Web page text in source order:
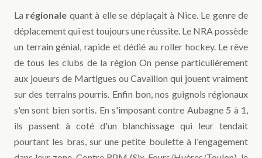
La régionale quant à elle se déplaçait à Nice. Le genre de
déplacement qui est toujours une réussite. Le NRA possède
un terrain génial, rapide et dédié au roller hockey. Le rêve
de tous les clubs de la région On pense particulièrement
aux joueurs de Martigues ou Cavaillon qui jouent vraiment
sur des terrains pourris. Enfin bon, nos guignols régionaux
s'en sont bien sortis. En s'imposant contre Aubagne 5 à 1,
ils passent à coté d'un blanchissage qui leur tendait
pourtant les bras, sur une petite boulette à l'engagement